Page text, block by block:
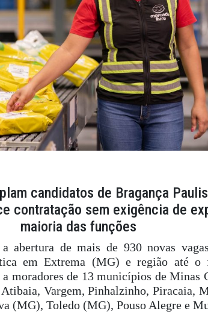
candidatos de Bragança
contratação sem exigência de
maioria das funções
abertura de mais de 930 novas
em Extrema (MG) e região até
moradores de 13 municípios de Minas
Vargem, Pinhalzinho, Piracaia,
(MG), Toledo (MG), Pouso Alegre e